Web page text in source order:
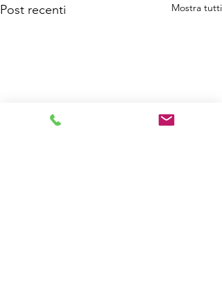
Post recenti Mostra tutti